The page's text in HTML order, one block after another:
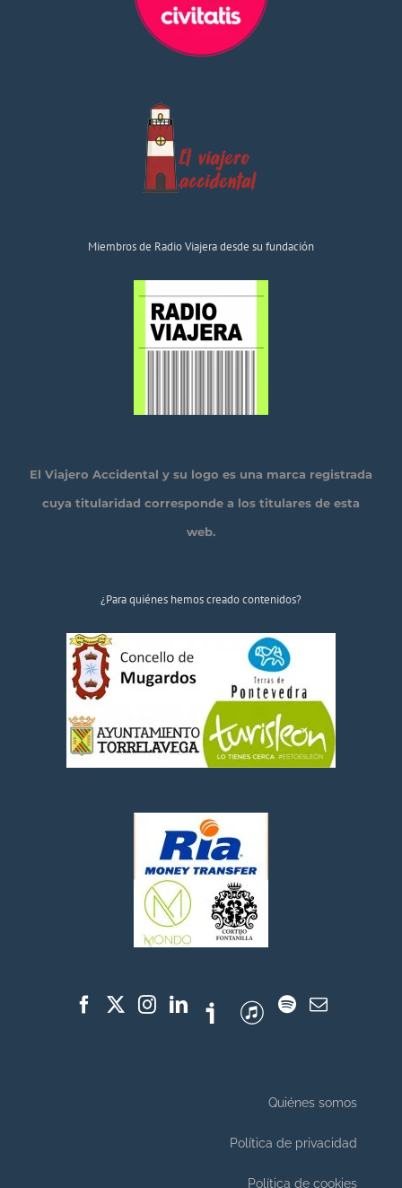
Miembros de Radio Viajera desde su fundación
El Viajero Accidental y su logo es una marca registrada
cuya titularidad corresponde a los titulares de esta
web.
¿Para quiénes hemos creado contenidos?
Quiénes somos
Política de privacidad
Política de cookies